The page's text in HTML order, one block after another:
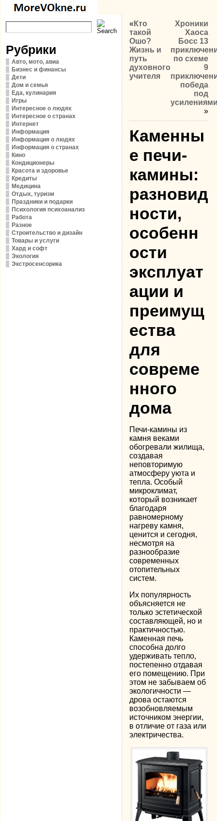
Рубрики
Авто, мото, авиа
Бизнес и финансы
Дети
Дом и семья
Еда, кулинария
Игры
Интересное о людях
Интересное о странах
Интернет
Информация
Информация о людях
Информация о странах
Кино
Кондиционеры
Красота и здоровье
Кредиты
Медицина
Отдых, туризм
Праздники и подарки
Психология психоанализ
Работа
Разное
Строительство и дизайн
Товары и услуги
Хард и софт
Экология
Экстросенсорика
«Кто
такой
Ошо?
Жизнь и
путь
духовного
учителя
Хроники
Хаоса
Босс 13
по схеме
9
победа
под
»
Каменны
е печи-
камины:
разновид
ности,
особенн
ости
эксплуат
ации и
преимущ
ества
для
совреме
нного
дома
Печи-камины из
камня веками
обогревали жилища,
создавая
неповторимую
атмосферу уюта и
тепла. Особый
микроклимат,
который возникает
благодаря
равномерному
нагреву камня,
ценится и сегодня,
несмотря на
разнообразие
современных
отопительных
систем.
Их популярность
объясняется не
только эстетической
составляющей, но и
практичностью.
Каменная печь
способна долго
удерживать тепло,
постепенно отдавая
его помещению. При
этом не забываем об
экологичности —
дрова остаются
возобновляемым
источником энергии,
в отличие от газа или
электричества.